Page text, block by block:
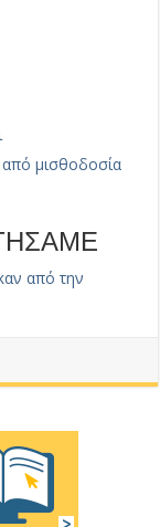
μισθοδοσία
από την